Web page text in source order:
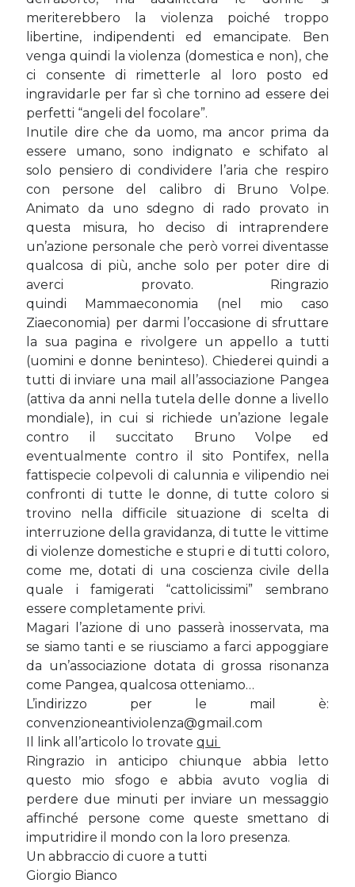
meriterebbero la violenza poiché troppo
libertine, indipendenti ed emancipate. Ben
venga quindi la violenza (domestica e non), che
ci consente di rimetterle al loro posto ed
ingravidarle per far sì che tornino ad essere dei
perfetti “angeli del focolare”.
Inutile dire che da uomo, ma ancor prima da
essere umano, sono indignato e schifato al
solo pensiero di condividere l’aria che respiro
con persone del calibro di Bruno Volpe.
Animato da uno sdegno di rado provato in
questa misura, ho deciso di intraprendere
un’azione personale che però vorrei diventasse
qualcosa di più, anche solo per poter dire di
averci provato. Ringrazio
quindi Mammaeconomia (nel mio caso
Ziaeconomia) per darmi l’occasione di sfruttare
la sua pagina e rivolgere un appello a tutti
(uomini e donne beninteso). Chiederei quindi a
tutti di inviare una mail all’associazione Pangea
(attiva da anni nella tutela delle donne a livello
mondiale), in cui si richiede un’azione legale
contro il succitato Bruno Volpe ed
eventualmente contro il sito Pontifex, nella
fattispecie colpevoli di calunnia e vilipendio nei
confronti di tutte le donne, di tutte coloro si
trovino nella difficile situazione di scelta di
interruzione della gravidanza, di tutte le vittime
di violenze domestiche e stupri e di tutti coloro,
come me, dotati di una coscienza civile della
quale i famigerati “cattolicissimi” sembrano
essere completamente privi.
Magari l’azione di uno passerà inosservata, ma
se siamo tanti e se riusciamo a farci appoggiare
da un’associazione dotata di grossa risonanza
come Pangea, qualcosa otteniamo…
L’indirizzo per le mail è:
convenzioneantiviolenza@gmail.com
Il link all’articolo lo trovatequi
Ringrazio in anticipo chiunque abbia letto
questo mio sfogo e abbia avuto voglia di
perdere due minuti per inviare un messaggio
affinché persone come queste smettano di
imputridire il mondo con la loro presenza.
Un abbraccio di cuore a tutti
Giorgio Bianco